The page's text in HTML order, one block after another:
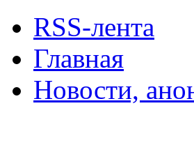
RSS-лента
Главная
Новости,